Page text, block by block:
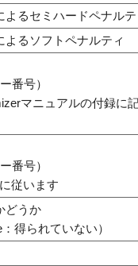
るセミハードペナルテ
るソフトペナルティ
番号）
マニュアルの付録に
番号）
従います
どうか
得られていない）